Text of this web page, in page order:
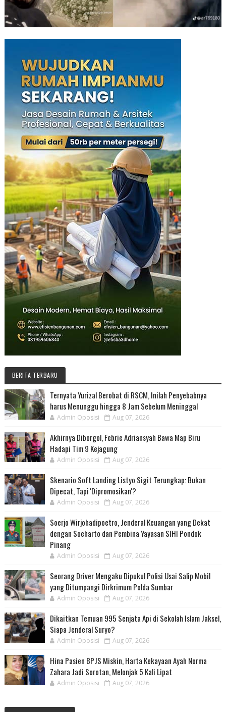
BERITA TERBARU
Ternyata Yurizal Berobat di RSCM, Inilah Penyebabnya
harus Menunggu hingga 8 Jam Sebelum Meninggal
Admin Oposisi Aug 07, 2026
Akhirnya Diborgol, Febrie Adriansyah Bawa Map Biru
Hadapi Tim 9 Kejagung
Admin Oposisi Aug 07, 2026
Skenario Soft Landing Listyo Sigit Terungkap: Bukan
Dipecat, Tapi 'Dipromosikan'?
Admin Oposisi Aug 07, 2026
Soerjo Wirjohadipoetro, Jenderal Keuangan yang Dekat
dengan Soeharto dan Pembina Yayasan SIHI Pondok
Pinang
Admin Oposisi Aug 07, 2026
Seorang Driver Mengaku Dipukul Polisi Usai Salip Mobil
yang Ditumpangi Dirkrimum Polda Sumbar
Admin Oposisi Aug 07, 2026
Dikaitkan Temuan 995 Senjata Api di Sekolah Islam Jaksel,
Siapa Jenderal Suryo?
Admin Oposisi Aug 07, 2026
Hina Pasien BPJS Miskin, Harta Kekayaan Ayah Norma
Zahara Jadi Sorotan, Melonjak 5 Kali Lipat
Admin Oposisi Aug 07, 2026